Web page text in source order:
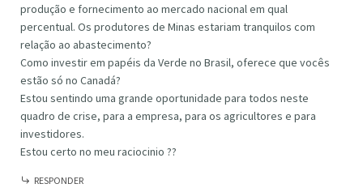
produção e fornecimento ao mercado nacional em qual
percentual. Os produtores de Minas estariam tranquilos com
relação ao abastecimento?
Como investir em papéis da Verde no Brasil, oferece que vocês
estão só no Canadá?
Estou sentindo uma grande oportunidade para todos neste
quadro de crise, para a empresa, para os agricultores e para
investidores.
Estou certo no meu raciocinio ??
RESPONDER